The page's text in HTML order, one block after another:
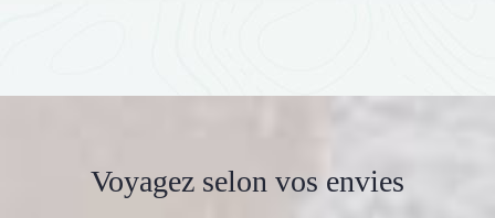
Voyagez selon vos envies